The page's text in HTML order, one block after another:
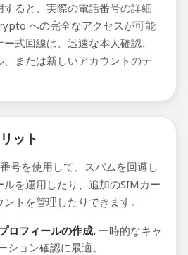
ると、実際の電話番号の詳細
への完全なアクセスが可能
式回線は、迅速な本人確認、
、または新しいアカウントのテ
ット
号を使用して、スパムを回避し
を運用したり、追加のSIMカー
トを管理したりできます。
フィールの作成. 一時的なキャ
ション確認に最適。